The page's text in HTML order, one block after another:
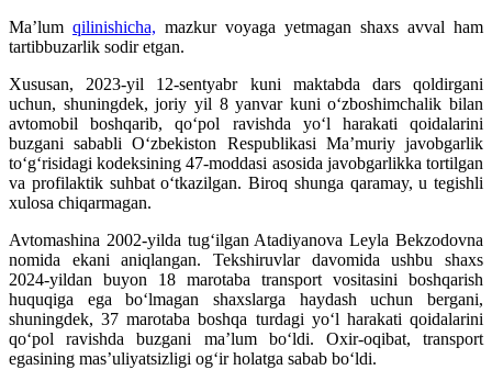
Ma’lum qilinishicha, mazkur voyaga yetmagan shaxs avval ham
tartibbuzarlik sodir etgan.
Xususan, 2023-yil 12-sentyabr kuni maktabda dars qoldirgani
uchun, shuningdek, joriy yil 8 yanvar kuni o‘zboshimchalik bilan
avtomobil boshqarib, qo‘pol ravishda yo‘l harakati qoidalarini
buzgani sababli O‘zbekiston Respublikasi Ma’muriy javobgarlik
to‘g‘risidagi kodeksining 47-moddasi asosida javobgarlikka tortilgan
va profilaktik suhbat o‘tkazilgan. Biroq shunga qaramay, u tegishli
xulosa chiqarmagan.
Avtomashina 2002-yilda tug‘ilgan Atadiyanova Leyla Bekzodovna
nomida ekani aniqlangan. Tekshiruvlar davomida ushbu shaxs
2024-yildan buyon 18 marotaba transport vositasini boshqarish
huquqiga ega bo‘lmagan shaxslarga haydash uchun bergani,
shuningdek, 37 marotaba boshqa turdagi yo‘l harakati qoidalarini
qo‘pol ravishda buzgani ma’lum bo‘ldi. Oxir-oqibat, transport
egasining mas’uliyatsizligi og‘ir holatga sabab bo‘ldi.